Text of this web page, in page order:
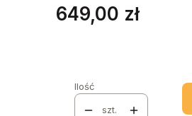
Cena
649,00 zł
Poszczególne warianty
Ilość
szt.